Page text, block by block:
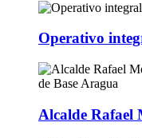
Operativo
Alcalde Rafael